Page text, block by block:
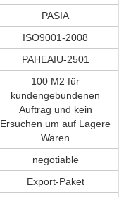
PASIA
ISO9001-2008
PAHEAIU-2501
100 M2 für
kundengebundenen
Auftrag und kein
Ersuchen um auf Lagere
Waren
negotiable
Export-Paket